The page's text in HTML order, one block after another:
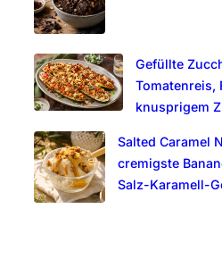
Gefüllte
Tomatenreis,
knusprigem
Salted Caramel
cremigste
Salz-Karamell-